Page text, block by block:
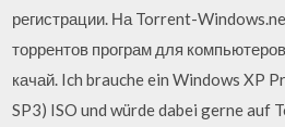
регистрации. На Torrent-
торрентов програм для
качай. Ich brauche ein Windows XP
SP3) ISO und würde dabei gerne auf